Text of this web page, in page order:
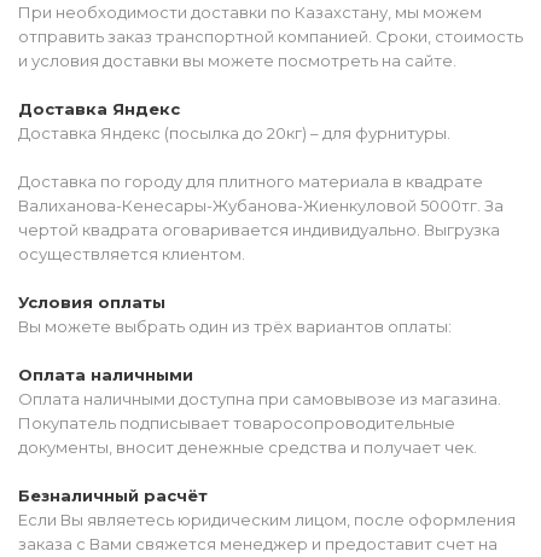
При необходимости доставки по Казахстану, мы можем
отправить заказ транспортной компанией. Сроки, стоимость
и условия доставки вы можете посмотреть на сайте.
Доставка Яндекс
Доставка Яндекс (посылка до 20кг) – для фурнитуры.
Доставка по городу для плитного материала в квадрате
Валиханова-Кенесары-Жубанова-Жиенкуловой 5000тг. За
чертой квадрата оговаривается индивидуально. Выгрузка
осуществляется клиентом.
Условия оплаты
Вы можете выбрать один из трёх вариантов оплаты:
Оплата наличными
Оплата наличными доступна при самовывозе из магазина.
Покупатель подписывает товаросопроводительные
документы, вносит денежные средства и получает чек.
Безналичный расчёт
Если Вы являетесь юридическим лицом, после оформления
заказа с Вами свяжется менеджер и предоставит счет на